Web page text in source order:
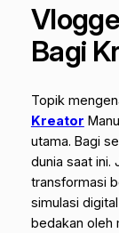
Bagi
Topik
Kreator
utama. Bagi
dunia saat ini.
transformasi
simulasi
bedakan oleh